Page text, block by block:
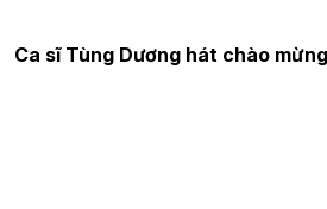
Ca sĩ Tùng Dương hát chào